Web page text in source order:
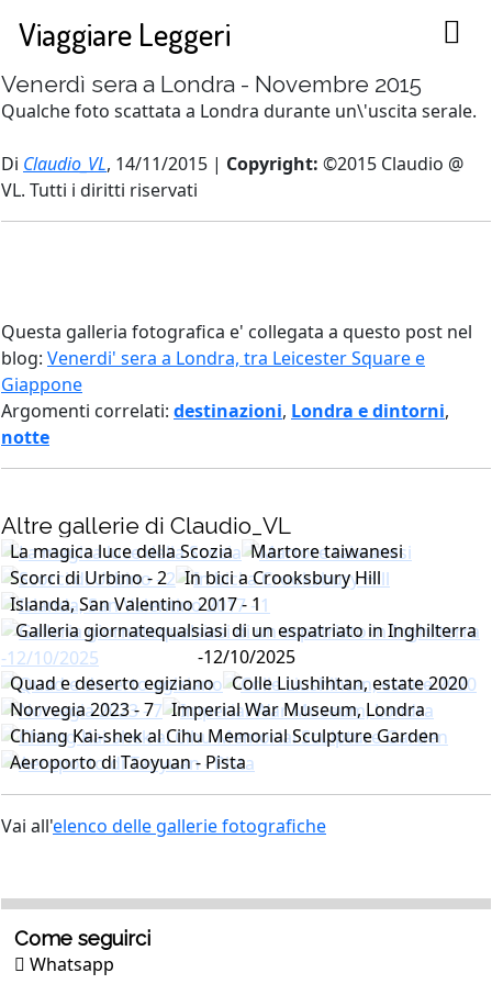
Viaggiare Leggeri
Venerdì sera a Londra - Novembre 2015
Qualche foto scattata a Londra durante un\'uscita serale.
Di Claudio_VL, 14/11/2015 | Copyright: ©2015 Claudio @
VL. Tutti i diritti riservati
Questa galleria fotografica e' collegata a questo post nel
blog: Venerdi' sera a Londra, tra Leicester Square e
Giappone
Argomenti correlati: destinazioni, Londra e dintorni,
notte
Altre gallerie di Claudio_VL
La magica luce della Scozia
Martore taiwanesi
Scorci di Urbino - 2
In bici a Crooksbury Hill
Islanda, San Valentino 2017 - 1
Galleria giornatequalsiasi di un espatriato in Inghilterra
-12/10/2025
Quad e deserto egiziano
Colle Liushihtan, estate 2020
Norvegia 2023 - 7
Imperial War Museum, Londra
Chiang Kai-shek al Cihu Memorial Sculpture Garden
Aeroporto di Taoyuan - Pista
Vai all'elenco delle gallerie fotografiche
Come seguirci
Whatsapp